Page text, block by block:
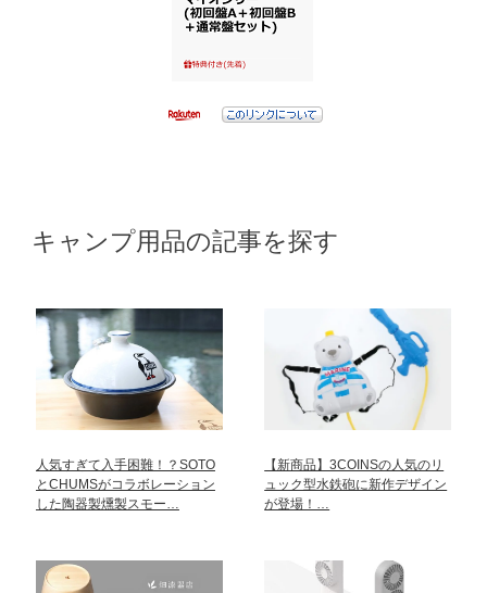
キャンプ用品の記事を探す
人気すぎて入手困難！？SOTO
とCHUMSがコラボレーション
した陶器製燻製スモー…
【新商品】3COINSの人気のリ
ュック型水鉄砲に新作デザイン
が登場！…